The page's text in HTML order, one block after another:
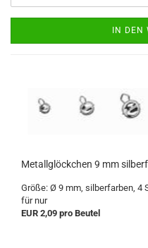
IN DEN
Metallglöckchen 9 mm
Größe: Ø 9 mm, silberfarben, 4
für nur
EUR 2,09 pro Beutel